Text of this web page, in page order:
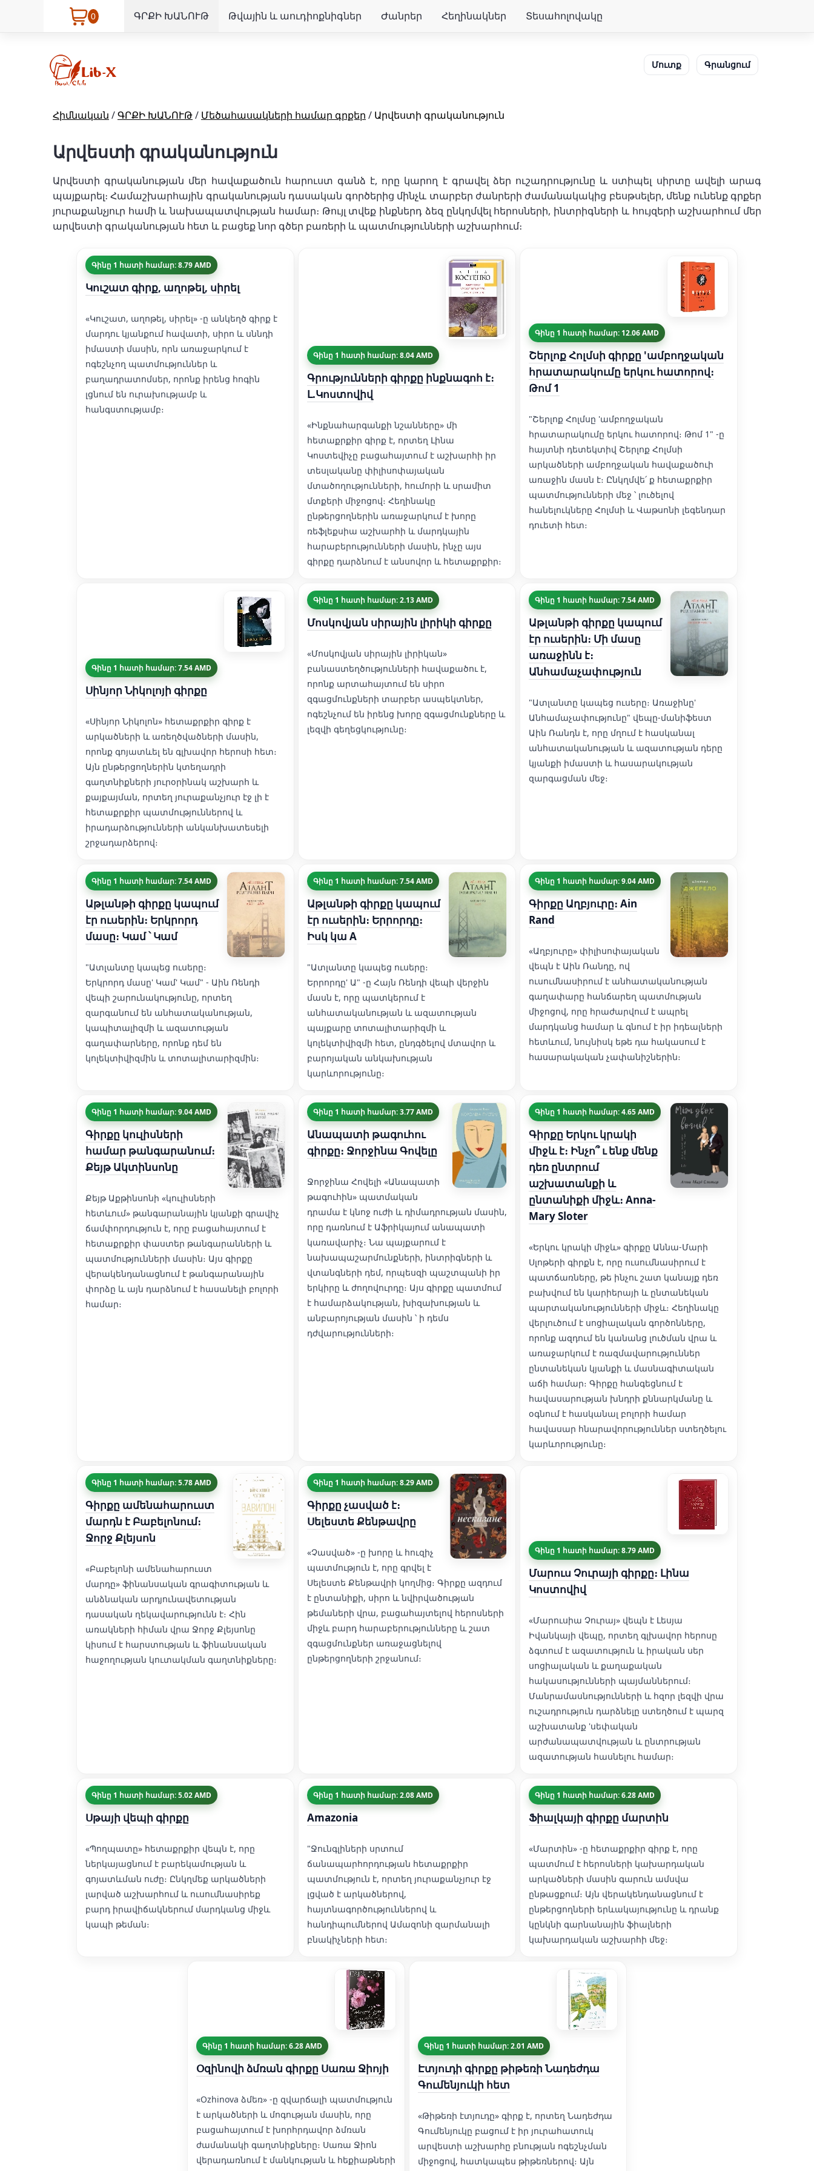
0 ԳՐՔԻ ԽԱՆՈՒԹ Թվային և աուդիոքնիգներ Ժանրեր Հեղինակներ Տեսահոլովակը
Մուտք Գրանցում
Հիմնական /ԳՐՔԻ ԽԱՆՈՒԹ/ Մեծահասակների համար գրքեր / Արվեստի գրականություն
Արվեստի գրականություն
Արվեստի գրականության մեր հավաքածուն հարուստ գանձ է, որը կարող է գրավել ձեր ուշադրությունը և ստիպել սիրտը ավելի արագ
պայքարել։ Համաշխարհային գրականության դասական գործերից մինչև տարբեր ժանրերի ժամանակակից բեսթսելեր, մենք ունենք գրքեր
յուրաքանչյուր համի և նախապատվության համար։ Թույլ տվեք ինքներդ ձեզ ընկղմվել հերոսների, ինտրիգների և հույզերի աշխարհում մեր
արվեստի գրականության հետ և բացեք նոր գծեր բառերի և պատմությունների աշխարհում։
Գինը 1 հատի համար: 8.79 AMD
Կուշատ գիրք, աղոթել, սիրել
«Կուշատ, աղոթել, սիրել» -ը անկեղծ գիրք է
մարդու կյանքում հավատի, սիրո և սննդի
իմաստի մասին, որն առաջարկում է
ոգեշնչող պատմություններ և
բաղադրատոմսեր, որոնք իրենց հոգին
լցնում են ուրախությամբ և
հանգստությամբ։
Գինը 1 հատի համար: 8.04 AMD
Գրությունների գիրքը ինքնագոհ է։
Լ.Կոստովիվ
«Ինքնահարգանքի նշանները» մի
հետաքրքիր գիրք է, որտեղ Լինա
Կոստեվիչը բացահայտում է աշխարհի իր
տեսլականը փիլիսոփայական
մտածողությունների, հումորի և սրամիտ
մտքերի միջոցով։ Հեղինակը
ընթերցողներին առաջարկում է խորը
ռեֆլեքսիա աշխարհի և մարդկային
հարաբերությունների մասին, ինչը այս
գիրքը դարձնում է անսովոր և հետաքրքիր։
Գինը 1 հատի համար: 12.06 AMD
Շերլոք Հոլմսի գիրքը 'ամբողջական
հրատարակումը երկու հատորով։
Թոմ 1
"Շերլոք Հոլմսը 'ամբողջական
հրատարակումը երկու հատորով։ Թոմ 1" -ը
հայտնի դետեկտիվ Շերլոք Հոլմսի
արկածների ամբողջական հավաքածուի
առաջին մասն է։ Ընկղմվե՛ ք հետաքրքիր
պատմությունների մեջ ՝ լուծելով
հանելուկները Հոլմսի և Վաթսոնի լեգենդար
դուետի հետ։
Գինը 1 հատի համար: 7.54 AMD
Սինյոր Նիկոլոյի գիրքը
«Սինյոր Նիկոլոն» հետաքրքիր գիրք է
արկածների և առեղծվածների մասին,
որոնք գոյատևել են գլխավոր հերոսի հետ։
Այն ընթերցողներին կտեղադրի
գաղտնիքների յուրօրինակ աշխարհ և
քայքայման, որտեղ յուրաքանչյուր էջ լի է
հետաքրքիր պատմություններով և
իրադարձությունների անկանխատեսելի
շրջադարձերով։
Գինը 1 հատի համար: 2.13 AMD
Մոսկովյան սիրային լիրիկի գիրքը
«Մոսկովյան սիրային լիրիկան»
բանաստեղծությունների հավաքածու է,
որոնք արտահայտում են սիրո
զգացմունքների տարբեր ասպեկտներ,
ոգեշնչում են իրենց խորը զգացմունքները և
լեզվի գեղեցկությունը։
Գինը 1 հատի համար: 7.54 AMD
Աթլանթի գիրքը կապում
էր ուսերին։ Մի մասը
առաջինն է։
Անհամաչափություն
"Ատլանտը կապեց ուսերը։ Առաջինը'
Անհամաչափությունը" վեպը-մանիֆեստ
Աին Ռանդն է, որը մղում է հասկանալ
անհատականության և ազատության դերը
կյանքի իմաստի և հասարակության
զարգացման մեջ։
Գինը 1 հատի համար: 7.54 AMD
Աթլանթի գիրքը կապում
էր ուսերին։ Երկրորդ
մասը։ Կամ ՝ Կամ
"Ատլանտը կապեց ուսերը։
Երկրորդ մասը' Կամ' Կամ" - Աին Ռենդի
վեպի շարունակությունը, որտեղ
զարգանում են անհատականության,
կապիտալիզմի և ազատության
գաղափարները, որոնք դեմ են
կոլեկտիվիզմին և տոտալիտարիզմին։
Գինը 1 հատի համար: 7.54 AMD
Աթլանթի գիրքը կապում
էր ուսերին։ Երրորդը։
Իսկ կա A
"Ատլանտը կապեց ուսերը։
Երրորդը' Ա" -ը Հայն Ռենդի վեպի վերջին
մասն է, որը պատկերում է
անհատականության և ազատության
պայքարը տոտալիտարիզմի և
կոլեկտիվիզմի հետ, ընդգծելով մտավոր և
բարոյական անկախության
կարևորությունը։
Գինը 1 հատի համար: 9.04 AMD
Գիրքը Աղբյուրը։ Ain
Rand
«Աղբյուրը» փիլիսոփայական
վեպն է Աին Ռանդը, ով
ուսումնասիրում է անհատականության
գաղափարը հանճարեղ պատմության
միջոցով, որը հրաժարվում է ապրել
մարդկանց համար և գնում է իր իդեալների
հետևում, նույնիսկ եթե դա հակասում է
հասարակական չափանիշներին։
Գինը 1 հատի համար: 9.04 AMD
Գիրքը կուլիսների
համար թանգարանում։
Քեյթ Ակտինսոնը
Քեյթ Աքթինսոնի «կուլիսների
հետևում» թանգարանային կյանքի գրավիչ
ճամփորդություն է, որը բացահայտում է
հետաքրքիր փաստեր թանգարանների և
պատմությունների մասին։ Այս գիրքը
վերակենդանացնում է թանգարանային
փորձը և այն դարձնում է հասանելի բոլորի
համար։
Գինը 1 հատի համար: 3.77 AMD
Անապատի թագուհու
գիրքը։ Ջորջինա Գովելը
Ջորջինա Հովելի «Անապատի
թագուհին» պատմական
դրամա է կնոջ ուժի և դիմադրության մասին,
որը դառնում է Աֆրիկայում անապատի
կառավարիչ։ Նա պայքարում է
նախապաշարմունքների, ինտրիգների և
վտանգների դեմ, որպեսզի պաշտպանի իր
երկիրը և ժողովուրդը։ Այս գիրքը պատմում
է համարձակության, խիզախության և
անբարոյության մասին ՝ ի դեմս
դժվարությունների։
Գինը 1 հատի համար: 4.65 AMD
Գիրքը Երկու կրակի
միջև է։ Ինչո՞ ւ ենք մենք
դեռ ընտրում
աշխատանքի և
ընտանիքի միջև։ Anna-
Mary Sloter
«Երկու կրակի միջև» գիրքը Աննա-Մարի
Սլոթերի գիրքն է, որը ուսումնասիրում է
պատճառները, թե ինչու շատ կանայք դեռ
բախվում են կարիերայի և ընտանեկան
պարտականությունների միջև։ Հեղինակը
վերլուծում է սոցիալական գործոնները,
որոնք ազդում են կանանց լուծման վրա և
առաջարկում է ռազմավարություններ
ընտանեկան կյանքի և մասնագիտական
աճի համար։ Գիրքը հանգեցնում է
հավասարության խնդրի քննարկմանը և
օգնում է հասկանալ բոլորի համար
հավասար հնարավորություններ ստեղծելու
կարևորությունը։
Գինը 1 հատի համար: 5.78 AMD
Գիրքը ամենահարուստ
մարդն է Բաբելոնում։
Ջորջ Քլեյսոն
«Բաբելոնի ամենահարուստ
մարդը» ֆինանսական գրագիտության և
անձնական արդյունավետության
դասական ղեկավարությունն է։ Հին
առակների հիման վրա Ջորջ Քլեյսոնը
կիսում է հարստության և ֆինանսական
հաջողության կուտակման գաղտնիքները։
Գինը 1 հատի համար: 8.29 AMD
Գիրքը չասված է։
Սելեստե Քենթավրը
«Չասված» -ը խորը և հուզիչ
պատմություն է, որը գրվել է
Սելեստե Քենթավրի կողմից։ Գիրքը ազդում
է ընտանիքի, սիրո և նվիրվածության
թեմաների վրա, բացահայտելով հերոսների
միջև բարդ հարաբերությունները և շատ
զգացմունքներ առաջացնելով
ընթերցողների շրջանում։
Գինը 1 հատի համար: 8.79 AMD
Մարուս Չուրայի գիրքը։ Լինա
Կոստովիվ
«Մարուսիա Չուրայ» վեպն է Լեսյա
Իվանկայի վեպը, որտեղ գլխավոր հերոսը
ձգտում է ազատություն և իրական սեր
սոցիալական և քաղաքական
հակասությունների պայմաններում։
Մանրամասնությունների և հզոր լեզվի վրա
ուշադրություն դարձնելը ստեղծում է պարզ
աշխատանք 'սեփական
արժանապատվության և ընտրության
ազատության հասնելու համար։
Գինը 1 հատի համար: 5.02 AMD
Սթայի վեպի գիրքը
«Պողպատը» հետաքրքիր վեպն է, որը
ներկայացնում է բարեկամության և
գոյատևման ուժը։ Ընկղմեք արկածների
լարված աշխարհում և ուսումնասիրեք
բարդ իրավիճակներում մարդկանց միջև
կապի թեման։
Գինը 1 հատի համար: 2.08 AMD
Amazonia
"Ջունգլիների սրտում
ճանապարհորդության հետաքրքիր
պատմություն է, որտեղ յուրաքանչյուր էջ
լցված է արկածներով,
հայտնագործություններով և
հանդիպումներով Ամազոնի զարմանալի
բնակիչների հետ։
Գինը 1 հատի համար: 6.28 AMD
Ֆիալկայի գիրքը մարտին
«Մարտին» -ը հետաքրքիր գիրք է, որը
պատմում է հերոսների կախարդական
արկածների մասին գարուն ամսվա
ընթացքում։ Այն վերակենդանացնում է
ընթերցողների երևակայությունը և դրանք
կընկնի գարնանային ֆիալների
կախարդական աշխարհի մեջ։
Գինը 1 հատի համար: 6.28 AMD
Օզինովի ձմռան գիրքը Սառա Ջիոյի
«Ozhinova ձմեռ» -ը զվարճալի պատմություն
է արկածների և մոգության մասին, որը
բացահայտում է խորհրդավոր ձմռան
ժամանակի գաղտնիքները։ Սառա Ջիոն
վերադառնում է մանկության և հեքիաթների
Գինը 1 հատի համար: 2.01 AMD
Էտյուդի գիրքը թիթեռի Նադեժդա
Գումենյուկի հետ
«Թիթեռի էտյուդը» գիրք է, որտեղ Նադեժդա
Գումենյուկը բացում է իր յուրահատուկ
արվեստի աշխարհը բնության ոգեշնչման
միջոցով, հատկապես թիթեռներով։ Այն